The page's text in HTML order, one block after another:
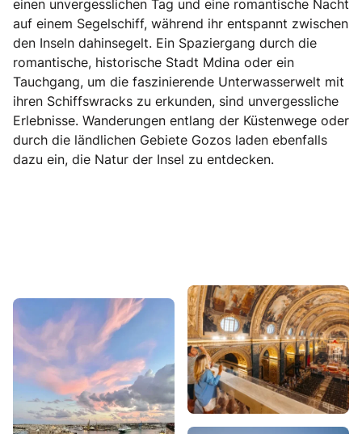
einen unvergesslichen Tag und eine romantische Nacht
auf einem Segelschiff, während ihr entspannt zwischen
den Inseln dahinsegelt. Ein Spaziergang durch die
romantische, historische Stadt Mdina oder ein
Tauchgang, um die faszinierende Unterwasserwelt mit
ihren Schiffswracks zu erkunden, sind unvergessliche
Erlebnisse. Wanderungen entlang der Küstenwege oder
durch die ländlichen Gebiete Gozos laden ebenfalls
dazu ein, die Natur der Insel zu entdecken.